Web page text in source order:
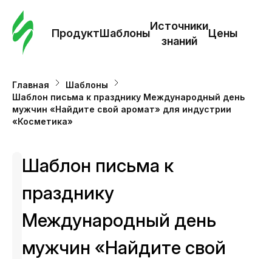
ПродуктШаблоны
Источники
знаний
Цены
Главная
Шаблоны
Шаблон письма к празднику Международный день
мужчин «Найдите свой аромат» для индустрии
«Косметика»
Шаблон письма к
празднику
Международный день
мужчин «Найдите свой